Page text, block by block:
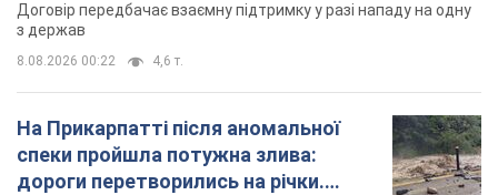
Договір передбачає взаємну підтримку у разі нападу на одну
з держав
8.08.2026 00:22 4,6 т.
На Прикарпатті після аномальної
спеки пройшла потужна злива:
дороги перетворились на річки.